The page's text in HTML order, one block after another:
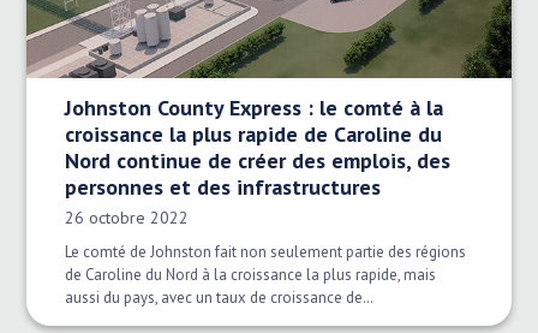
Johnston County Express : le comté à la
croissance la plus rapide de Caroline du
Nord continue de créer des emplois, des
personnes et des infrastructures
Date publiée:
26 octobre 2022
Le comté de Johnston fait non seulement partie des régions
de Caroline du Nord à la croissance la plus rapide, mais
aussi du pays, avec un taux de croissance de…